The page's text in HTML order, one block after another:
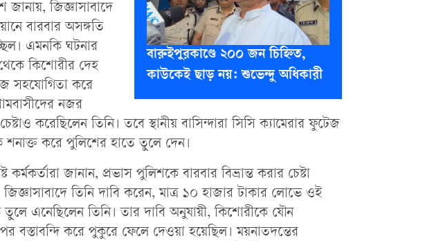
বারুইপুরকাণ্ডে ২০০ জন চিহ্নিত,
কাউকেই ছাড় নয়: শুভেন্দু অধিকারী
জানায়, জিজ্ঞাসাবাদে
বারবার অসঙ্গতি
এমনকি ঘটনার
কিশোরীর দেহ
সহযোগিতা করে
নজর
করেছিলেন তিনি। তবে স্থানীয় বাসিন্দারা সিসি ক্যামেরার ফুটেজ
শনাক্ত করে পুলিশের হাতে তুলে দেন।
কর্মকর্তারা জানান, প্রভাস পুলিশকে বারবার বিভ্রান্ত করার চেষ্টা
তিনি দাবি করেন, মাত্র ১০ হাজার টাকার লোভে ওই
তুলে এনেছিলেন তিনি। তার দাবি অনুযায়ী, কিশোরীকে যৌন
পর বস্তাবন্দি করে পুকুরে ফেলে দেওয়া হয়েছিল। ময়নাতদন্তের